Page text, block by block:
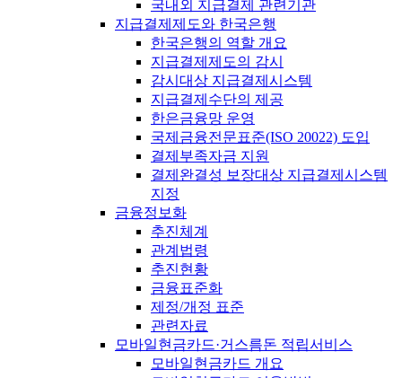
국내외 지급결제 관련기관
지급결제제도와 한국은행
한국은행의 역할 개요
지급결제제도의 감시
감시대상 지급결제시스템
지급결제수단의 제공
한은금융망 운영
국제금융전문표준(ISO 20022) 도입
결제부족자금 지원
결제완결성 보장대상 지급결제시스템
지정
금융정보화
추진체계
관계법령
추진현황
금융표준화
제정/개정 표준
관련자료
모바일현금카드·거스름돈 적립서비스
모바일현금카드 개요